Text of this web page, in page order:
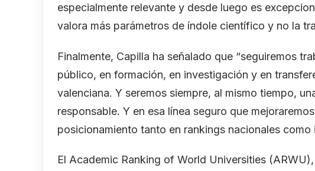
especialmente relevante y desde luego es
valora más parámetros de índole científico y no la
Finalmente, Capilla ha señalado que “seguiremos
público, en formación, en investigación y en
valenciana. Y seremos siempre, al mismo tiempo,
responsable. Y en esa línea seguro que
posicionamiento tanto en rankings nacionales como
El Academic Ranking of World Universities